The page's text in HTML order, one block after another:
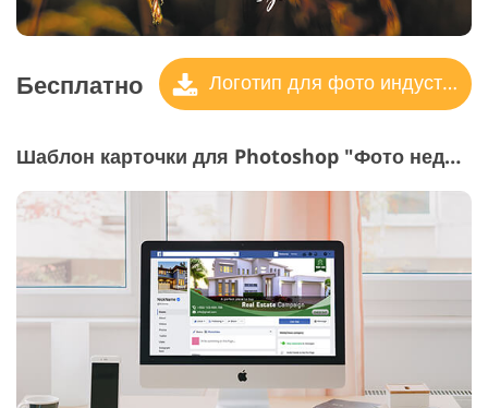
Бесплатно Логотип для фото индустрии
Шаблон карточки для Photoshop "Фото недвижимости для обложки"